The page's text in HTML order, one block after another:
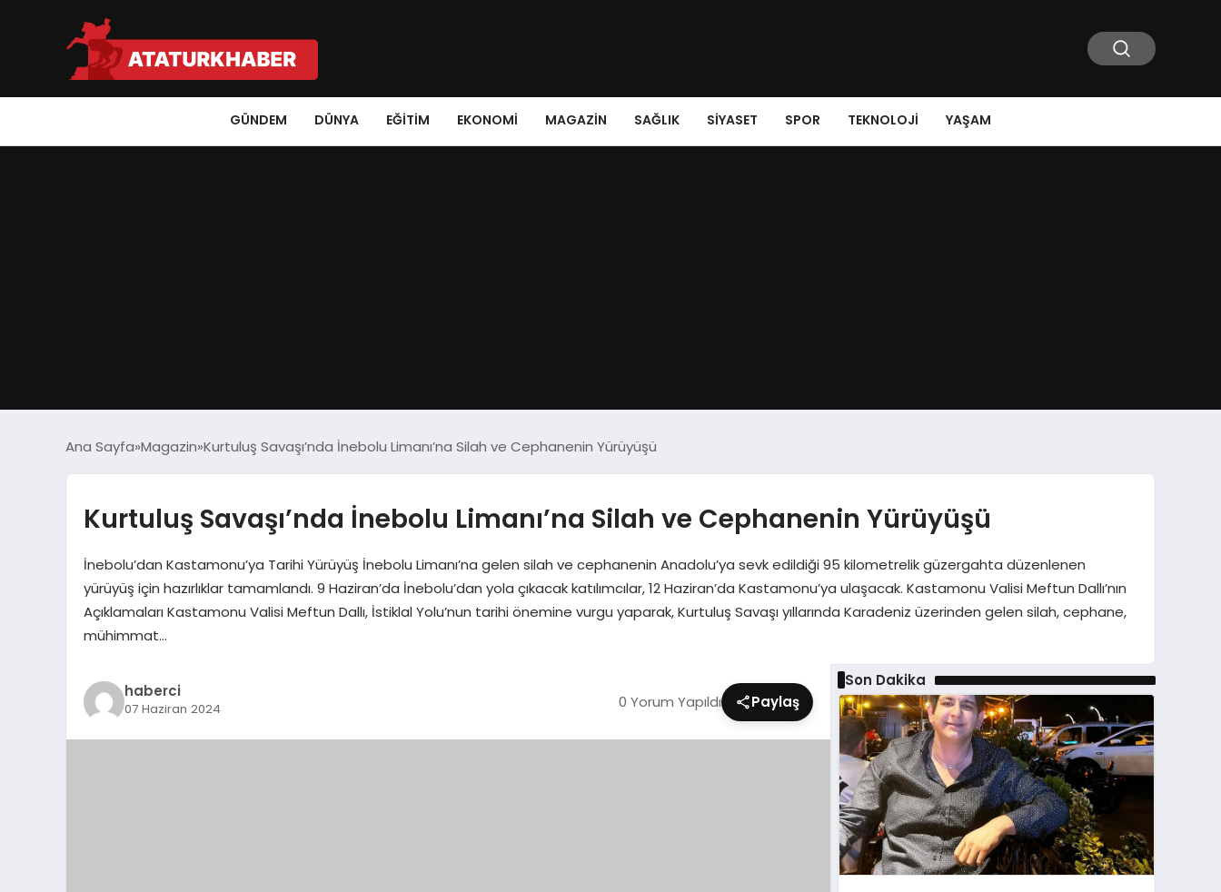
GÜNDEM DÜNYA EĞITIM EKONOMI MAGAZIN SAĞLIK SIYASET SPOR TEKNOLOJI YAŞAM
Ana Sayfa Magazin Kurtuluş Savaşı’nda İnebolu Limanı’na Silah ve Cephanenin Yürüyüşü
Kurtuluş Savaşı’nda İnebolu Limanı’na Silah ve Cephanenin Yürüyüşü
İnebolu’dan Kastamonu’ya Tarihi Yürüyüş İnebolu Limanı’na gelen silah ve cephanenin Anadolu’ya sevk edildiği 95 kilometrelik güzergahta düzenlenen
yürüyüş için hazırlıklar tamamlandı. 9 Haziran’da İnebolu’dan yola çıkacak katılımcılar, 12 Haziran’da Kastamonu’ya ulaşacak. Kastamonu Valisi Meftun Dallı’nın
Açıklamaları Kastamonu Valisi Meftun Dallı, İstiklal Yolu’nun tarihi önemine vurgu yaparak, Kurtuluş Savaşı yıllarında Karadeniz üzerinden gelen silah, cephane,
mühimmat…
haberci
07 Haziran 2024 0 Yorum Yapıldı Paylaş
Son Dakika